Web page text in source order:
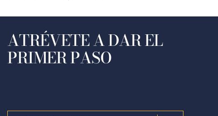
ATRÉVETE A DAR EL
PRIMER PASO